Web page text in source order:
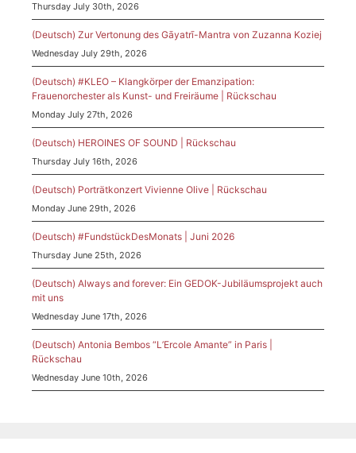
Thursday July 30th, 2026
(Deutsch) Zur Vertonung des Gāyatrī-Mantra von Zuzanna Koziej
Wednesday July 29th, 2026
(Deutsch) #KLEO – Klangkörper der Emanzipation:
Frauenorchester als Kunst- und Freiräume | Rückschau
Monday July 27th, 2026
(Deutsch) HEROINES OF SOUND | Rückschau
Thursday July 16th, 2026
(Deutsch) Porträtkonzert Vivienne Olive | Rückschau
Monday June 29th, 2026
(Deutsch) #FundstückDesMonats | Juni 2026
Thursday June 25th, 2026
(Deutsch) Always and forever: Ein GEDOK-Jubiläumsprojekt auch
mit uns
Wednesday June 17th, 2026
(Deutsch) Antonia Bembos “L’Ercole Amante” in Paris |
Rückschau
Wednesday June 10th, 2026